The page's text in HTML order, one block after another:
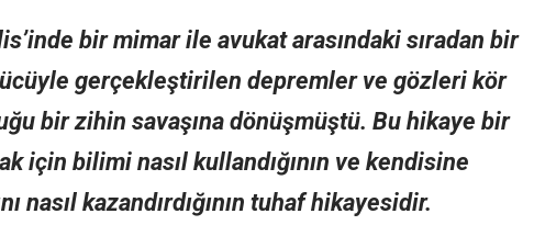
bir mimar ile avukat arasındaki sıradan bir
gerçekleştirilen depremler ve gözleri kör
bir zihin savaşına dönüşmüştü. Bu hikaye bir
için bilimi nasıl kullandığının ve kendisine
nasıl kazandırdığının tuhaf hikayesidir.